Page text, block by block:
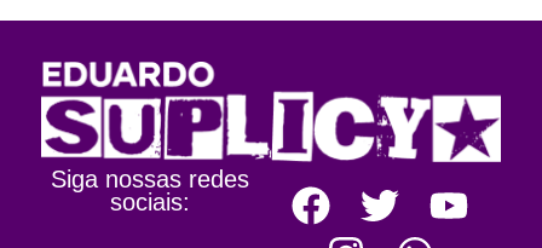
Siga nossas redes
sociais: